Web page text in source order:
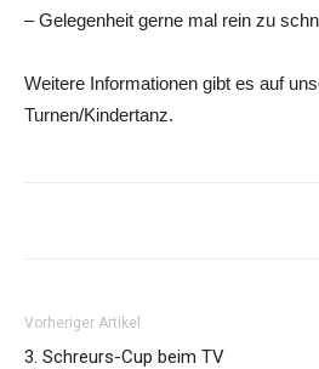
– Gelegenheit gerne mal rein zu
Weitere Informationen gibt es auf
Turnen/Kindertanz.
Vorheriger Artikel
3. Schreurs-Cup beim TV